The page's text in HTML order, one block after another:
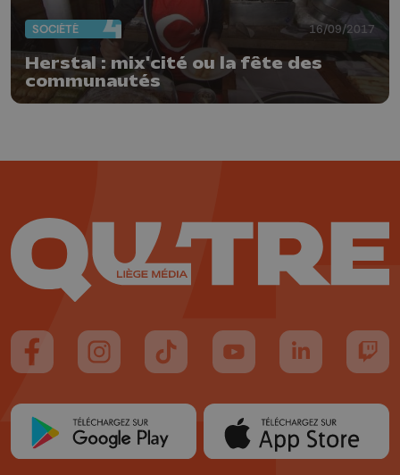
SOCIÉTÉ 16/09/2017
Herstal : mix'cité ou la fête des
communautés
Suivez-nous sur FaceBook
Suivez-nous sur Instagram
Suivez-nous sur TikTok
Suivez-nous sur YouTube
Suivez-nous